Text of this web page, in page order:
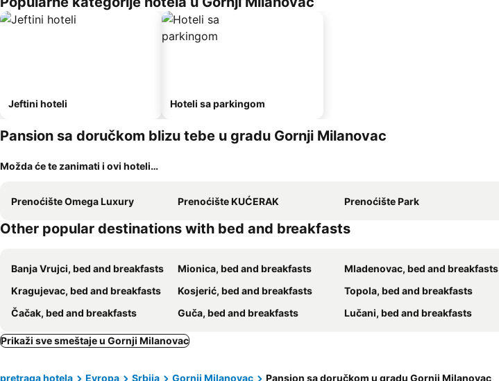
Jeftini hoteli Hoteli sa parkingom
Pansion sa doručkom blizu tebe u gradu Gornji Milanovac
Možda će te zanimati i ovi hoteli…
Prenoćište Omega Luxury Prenoćište KUĆERAK Prenoćište Park
Other popular destinations with bed and breakfasts
Banja Vrujci, bed and breakfasts Mionica, bed and breakfasts Mladenovac, bed and breakfasts
Kragujevac, bed and breakfasts
Kosjerić, bed and breakfasts Topola, bed and breakfasts
Čačak, bed and breakfasts
Guča, bed and breakfasts Lučani, bed and breakfasts
Prikaži sve smeštaje u Gornji Milanovac
pretraga hotela Evropa Srbija Gornji Milanovac Pansion sa doručkom u gradu Gornji Milanovac